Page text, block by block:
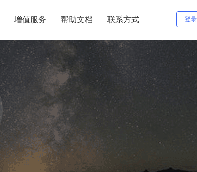
增值服务 帮助文档 联系方式 登录